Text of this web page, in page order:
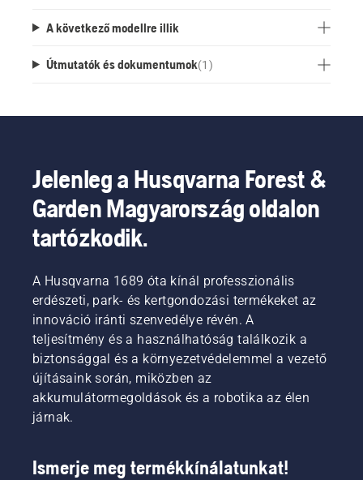
A következő modellre illik
Útmutatók és dokumentumok(1 )
Jelenleg a Husqvarna Forest &
Garden Magyarország oldalon
tartózkodik.
A Husqvarna 1689 óta kínál professzionális
erdészeti, park- és kertgondozási termékeket az
innováció iránti szenvedélye révén. A
teljesítmény és a használhatóság találkozik a
biztonsággal és a környezetvédelemmel a vezető
újításaink során, miközben az
akkumulátormegoldások és a robotika az élen
járnak.
Ismerje meg termékkínálatunkat!